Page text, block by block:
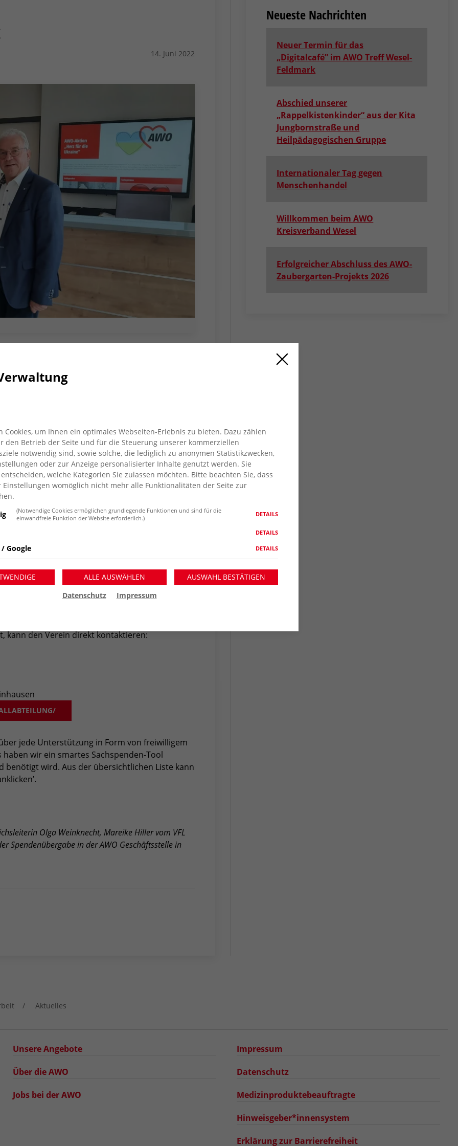
14. Juni 2022
der Projekt-Verantwortlichen
Rheinhausen (Bild 2.v.r)
AWO-Hilfsaktion “Herz für die
jährlich einen Teil ihrer Erträge für den guten
sein. Mareike Hiller, Jugendwartin beim VFL,
für die Ukraine” erfahren und sich mit
im Kreis Wesel bei ihrer Ankunft und
Kleidung und Alltagsartikel besorgen,
das wäre ohne Geld- und Sachspenden und
erklärt Olga Weinknecht und bedankt
350 aktive Mitglieder. Die jüngsten
sie mit dem Ballsport begann. Die
Onkel, Gerd Rosendahl, wurde mit der
für den Mannschaftssport zu
weiß, wie gut Sport für Leib und
dem Krieg in der Ukraine fliehen mussten,
kann den Verein direkt kontaktieren:
jede Unterstützung in Form von freiwilligem
wir ein smartes Sachspenden-Tool
benötigt wird. Aus der übersichtlichen Liste kann
Olga Weinknecht, Mareike Hiller vom VFL
Spendenübergabe in der AWO Geschäftsstelle in
Neueste Nachrichten
Neuer Termin für das
„Digitalcafé” im AWO Treff Wesel-
Feldmark
Abschied unserer
„Rappelkistenkinder“ aus der Kita
Jungbornstraße und
Heilpädagogischen Gruppe
Internationaler Tag gegen
Menschenhandel
Willkommen beim AWO
Kreisverband Wesel
Erfolgreicher Abschluss des AWO-
Zaubergarten-Projekts 2026
Aktuelles
Unsere Angebote
Über die AWO
Jobs bei der AWO
Impressum
Datenschutz
Medizinproduktebeauftragte
Hinweisgeber*innensystem
Erklärung zur Barrierefreiheit
Cookies, um Ihnen ein optimales Webseiten-Erlebnis zu bieten. Dazu zählen
den Betrieb der Seite und für die Steuerung unserer kommerziellen
notwendig sind, sowie solche, die lediglich zu anonymen Statistikzwecken,
oder zur Anzeige personalisierter Inhalte genutzt werden. Sie
welche Kategorien Sie zulassen möchten. Bitte beachten Sie, dass
Einstellungen womöglich nicht mehr alle Funktionalitäten der Seite zur
(Notwendige Cookies ermöglichen grundlegende Funktionen und sind für die
einwandfreie Funktion der Website erforderlich.)
DETAILS
DETAILS
Google DETAILS
ALLE AUSWÄHLEN
AUSWAHL BESTÄTIGEN
Datenschutz
Impressum